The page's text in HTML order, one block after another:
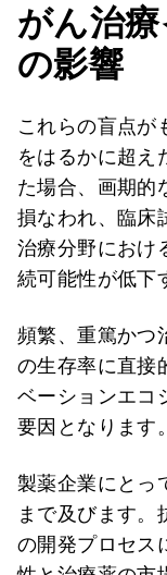
がん治
の影響
これらの盲点が
をはるかに超え
た場合、画期的
損なわれ、臨床
治療分野におけ
続可能性が低下
頻繁、重篤かつ
の生存率に直接
ベーションエコ
要因となります。
製薬企業にとっ
まで及びます。
の開発プロセス